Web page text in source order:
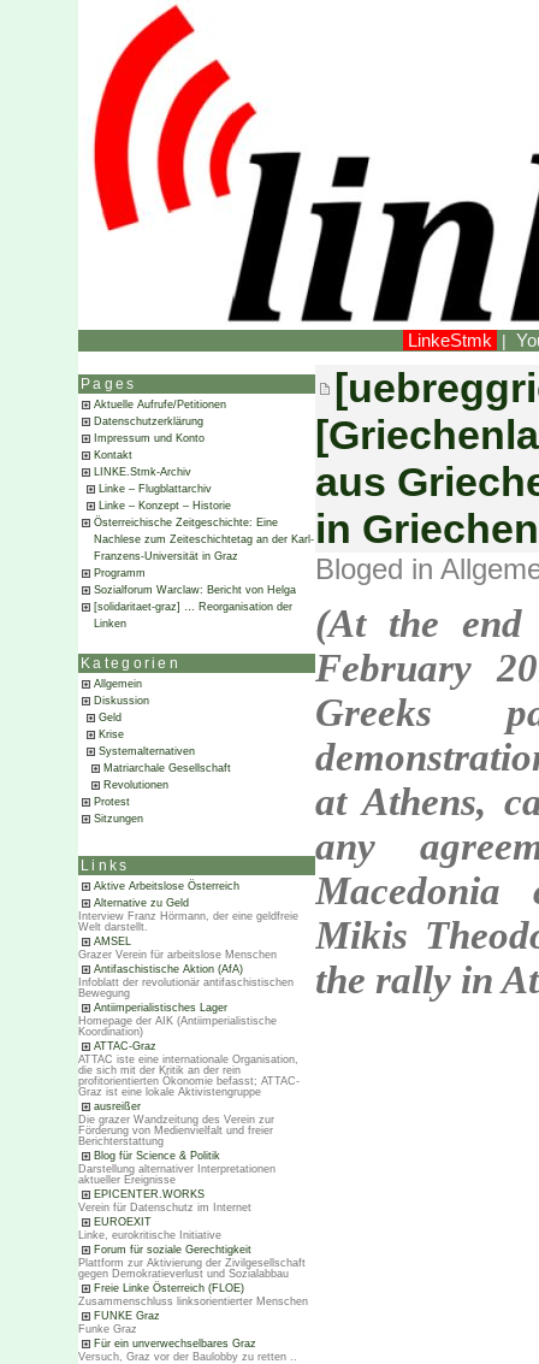
LinkeStmk |
Pages
Aktuelle Aufrufe/Petitionen
Datenschutzerklärung
Impressum und Konto
Kontakt
LINKE.Stmk-Archiv
Linke – Flugblattarchiv
Linke – Konzept – Historie
Österreichische Zeitgeschichte: Eine
Nachlese zum Zeiteschichtetag an der Karl-
Franzens-Universität in Graz
Programm
Sozialforum Warclaw: Bericht von Helga
[solidaritaet-graz] … Reorganisation der
Linken
Kategorien
Allgemein
Diskussion
Geld
Krise
Systemalternativen
Matriarchale Gesellschaft
Revolutionen
Protest
Sitzungen
Links
Aktive Arbeitslose Österreich
Alternative zu Geld
Interview Franz Hörmann, der eine geldfreie
Welt darstellt.
AMSEL
Grazer Verein für arbeitslose Menschen
Antifaschistische Aktion (AfA)
Infoblatt der revolutionär antifaschistischen
Bewegung
Antiimperialistisches Lager
Homepage der AIK (Antiimperialistische
Koordination)
ATTAC-Graz
ATTAC iste eine internationale Organisation,
die sich mit der Kritik an der rein
profitorientierten Ökonomie befasst; ATTAC-
Graz ist eine lokale Aktivistengruppe
ausreißer
Die grazer Wandzeitung des Verein zur
Förderung von Medienvielfalt und freier
Berichterstattung
Blog für Science & Politik
Darstellung alternativer Interpretationen
aktueller Ereignisse
EPICENTER.WORKS
Verein für Datenschutz im Internet
EUROEXIT
Linke, eurokritische Initiative
Forum für soziale Gerechtigkeit
Plattform zur Aktivierung der Zivilgesellschaft
gegen Demokratieverlust und Sozialabbau
Freie Linke Österreich (FLOE)
Zusammenschluss linksorientierter Menschen
FUNKE Graz
Funke Graz
Für ein unverwechselbares Graz
Versuch, Graz vor der Baulobby zu retten ..
aus
in
Bloged in
(At the
February
Greeks
at Athens,
any
Mikis
the rally in